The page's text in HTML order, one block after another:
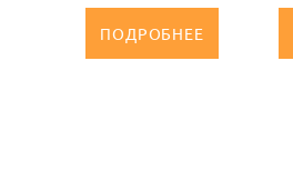
ПОДРОБНЕЕ